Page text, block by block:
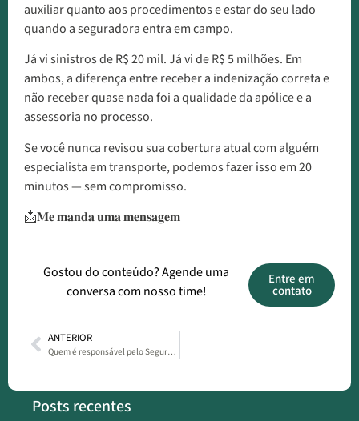
auxiliar quanto aos procedimentos e estar do seu lado
quando a seguradora entra em campo.
Já vi sinistros de R$ 20 mil. Já vi de R$ 5 milhões. Em
ambos, a diferença entre receber a indenização correta e
não receber quase nada foi a qualidade da apólice e a
assessoria no processo.
Se você nunca revisou sua cobertura atual com alguém
especialista em transporte, podemos fazer isso em 20
minutos — sem compromisso.
📩𝐌𝐞 𝐦𝐚𝐧𝐝𝐚 𝐮𝐦𝐚 𝐦𝐞𝐧𝐬𝐚𝐠𝐞𝐦
Gostou do conteúdo? Agende uma
conversa com nosso time!
Entre em
contato
ANTERIOR
Quem é responsável pelo Seguro no Comércio Exterior?
Posts recentes